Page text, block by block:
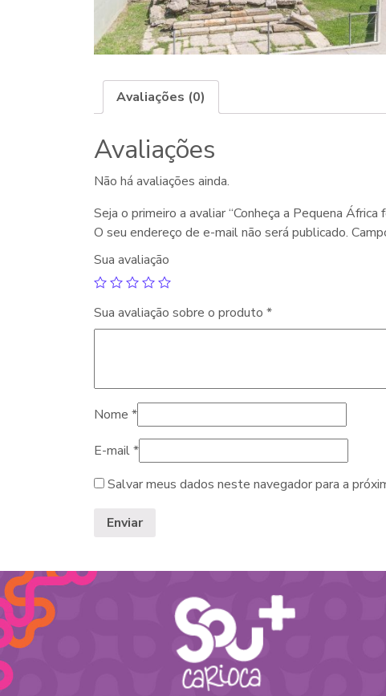
Avaliações (0)
Avaliações
Não há avaliações ainda.
Seja o primeiro a avaliar “Conheça a Pequena África
O seu endereço de e-mail não será publicado.
Sua avaliação
Sua avaliação sobre o produto *
Nome *
E-mail*
Salvar meus dados neste navegador para a